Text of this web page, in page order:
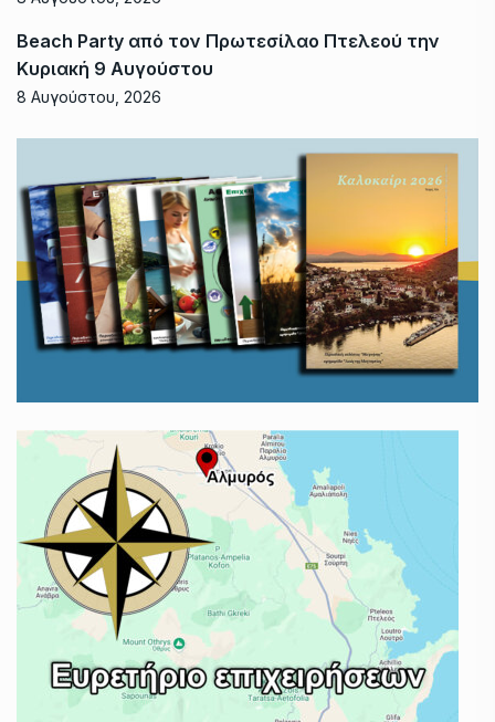
Beach Party από τον Πρωτεσίλαο Πτελεού την
Κυριακή 9 Αυγούστου
8 Αυγούστου, 2026